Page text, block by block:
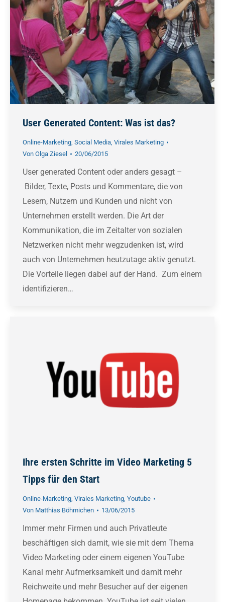
User Generated Content: Was ist das?
Online-Marketing, Social Media, Virales Marketing
Von Olga Ziesel 20/06/2015
User generated Content oder anders gesagt –
Bilder, Texte, Posts und Kommentare, die von
Lesern, Nutzern und Kunden und nicht von
Unternehmen erstellt werden. Die Art der
Kommunikation, die im Zeitalter von sozialen
Netzwerken nicht mehr wegzudenken ist, wird
auch von Unternehmen heutzutage aktiv genutzt.
Die Vorteile liegen dabei auf der Hand. Zum einem
identifizieren…
Ihre ersten Schritte im Video Marketing 5
Tipps für den Start
Online-Marketing, Virales Marketing, Youtube
Von Matthias Böhmichen 13/06/2015
Immer mehr Firmen und auch Privatleute
beschäftigen sich damit, wie sie mit dem Thema
Video Marketing oder einem eigenen YouTube
Kanal mehr Aufmerksamkeit und damit mehr
Reichweite und mehr Besucher auf der eigenen